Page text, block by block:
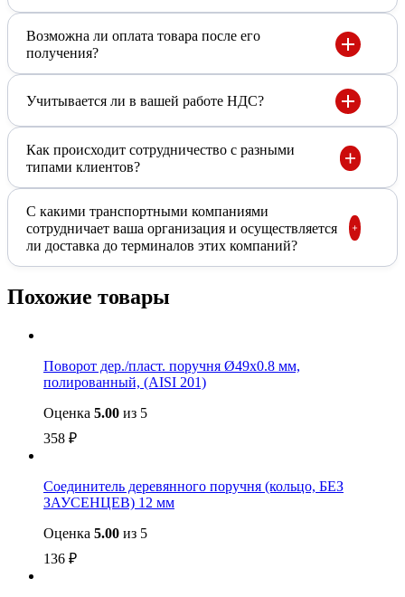
Возможна ли оплата товара после его
получения?
Учитывается ли в вашей работе НДС?
Как происходит сотрудничество с разными
типами клиентов?
С какими транспортными компаниями
сотрудничает ваша организация и осуществляется
ли доставка до терминалов этих компаний?
Похожие товары
Поворот дер./пласт. поручня Ø49х0.8 мм,
полированный, (AISI 201)
Оценка 5.00 из 5
358 ₽
Соединитель деревянного поручня (кольцо, БЕЗ
ЗАУСЕНЦЕВ) 12 мм
Оценка 5.00 из 5
136 ₽